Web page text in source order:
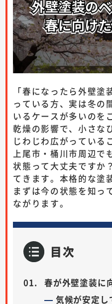
「春になったら外壁
っている方、実は冬の
いるケースが多いのを
乾燥の影響で、小さな
じわじわ広がっている
上尾市・桶川市周辺で
状態って大丈夫ですか
てきます。本格的な塗
まずは今の状態を知っ
ながります。
目次
春が外壁塗装に
気候が安定し